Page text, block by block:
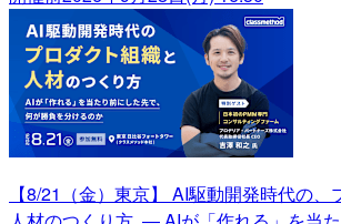
【8/21（金）東京】 AI駆動開発時代の、